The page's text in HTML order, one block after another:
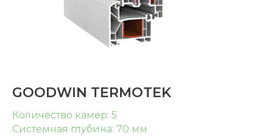
GOODWIN TERMOTEK
Количество камер: 5
Системная глубина: 70 мм